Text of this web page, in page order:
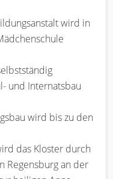
wird in
und Internatsbau
wird bis zu den
das Kloster durch
Regensburg an der